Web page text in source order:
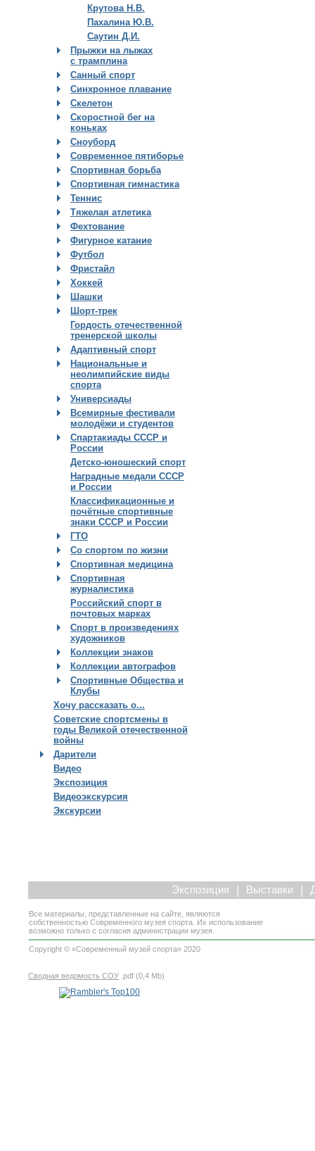
Крутова Н.В.
Пахалина Ю.В.
Саутин Д.И.
Прыжки на лыжах
с трамплина
Санный спорт
Синхронное плавание
Скелетон
Скоростной бег на
коньках
Сноуборд
Современное пятиборье
Спортивная борьба
Спортивная гимнастика
Теннис
Тяжелая атлетика
Фехтование
Фигурное катание
Футбол
Фристайл
Хоккей
Шашки
Шорт-трек
Гордость отечественной
тренерской школы
Адаптивный спорт
Национальные и
неолимпийские виды
спорта
Универсиады
Всемирные фестивали
молодёжи и студентов
Спартакиады СССР и
России
Детско-юношеский спорт
Наградные медали СССР
и России
Классификационные и
почётные спортивные
знаки СССР и России
ГТО
Со спортом по жизни
Спортивная медицина
Спортивная
журналистика
Российский спорт в
почтовых марках
Спорт в произведениях
художников
Коллекции знаков
Коллекции автографов
Спортивные Общества и
Клубы
Хочу рассказать о...
Советские спортсмены в
годы Великой отечественной
войны
Дарители
Видео
Экспозиция
Видеоэкскурсия
Экскурсии
Экспозиция | Выставки |
Все материалы, представленные на сайте, являются
собственностью Современного музея спорта. Их использование
возможно только с согласия администрации музея.
Copyright © «Современный музей спорта» 2020
Сводная ведомость СОУ .pdf (0,4 Mb)